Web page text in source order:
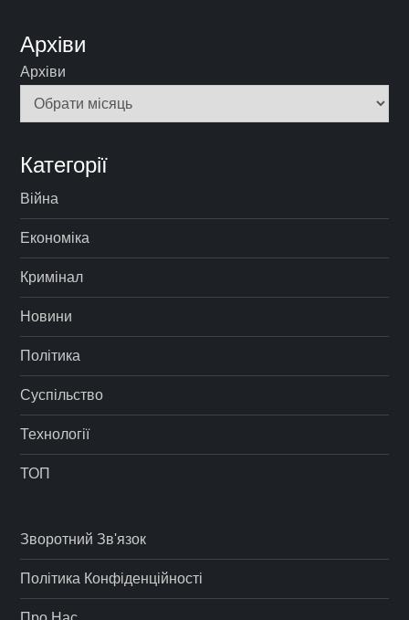
Архіви
Архіви
Категорії
Війна
Економіка
Кримінал
Новини
Політика
Суспільство
Технології
ТОП
Зворотний Зв'язок
Політика Конфіденційності